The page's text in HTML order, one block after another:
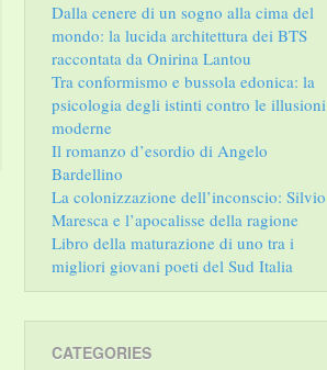
Dalla cenere di un sogno alla cima del
mondo: la lucida architettura dei BTS
raccontata da Onirina Lantou
Tra conformismo e bussola edonica: la
psicologia degli istinti contro le illusioni
moderne
Il romanzo d’esordio di Angelo
Bardellino
La colonizzazione dell’inconscio: Silvio
Maresca e l’apocalisse della ragione
Libro della maturazione di uno tra i
migliori giovani poeti del Sud Italia
CATEGORIES